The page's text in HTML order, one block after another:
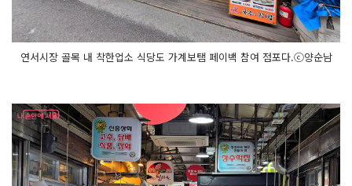
연서시장 골목 내 착한업소 식당도 가계보탬 페이백 참여 점포다.ⓒ양순남